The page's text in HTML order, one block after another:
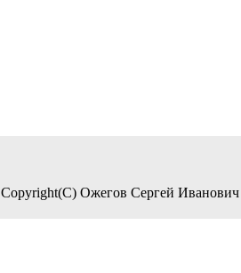
Copyright(C) Ожегов Сергей Иванович